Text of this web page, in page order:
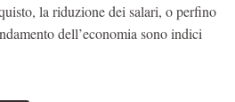
la riduzione dei salari, o perfino
dell’economia sono indici